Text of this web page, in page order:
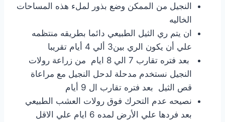
النجيل من الممكن وضع بذور لملء هذه المساحات
الخاليه
ان يتم ري الثيل الطبيعي دائما بطريقه منتظمه
علي أن يكون الري بين3 ألي 4 أيام تقريبا
بعد فتره تقارب 7 الي 8 ايام من زراعة رولات
النجيل نستخدم مدحلة لدحل النجيل مع مراعاة
قص الثيل بعد فتره تقارب ال 9 أيام
نصيحه عدم التحرك فوق رولات العشب الطبيعي
بعد فردها علي الأرض لمده 6 ايام علي الاقل